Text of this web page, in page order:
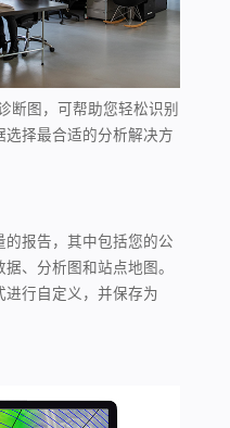
断图，可帮助您轻松识别
择最合适的分析解决方
报告，其中包括您的公
、分析图和站点地图。
行自定义，并保存为